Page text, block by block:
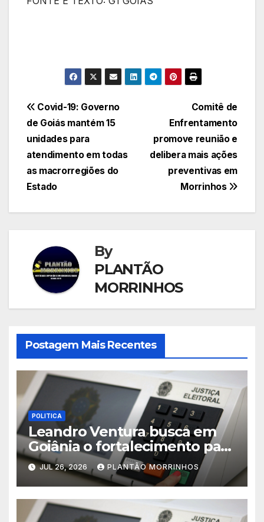
Navegação
de
Post
Comitê de
Enfrentamento
promove reunião e
delibera mais ações
preventivas em
Morrinhos
Covid-19: Governo
de Goiás mantém 15
unidades para
atendimento em todas
as macrorregiões do
Estado
By
PLANTÃO
MORRINHOS
Postagem Mais Recentes
POLITICA
Leandro Ventura busca em
Goiânia o fortalecimento para
sua pré-candidatura
JUL 26, 2026 PLANTÃO MORRINHOS